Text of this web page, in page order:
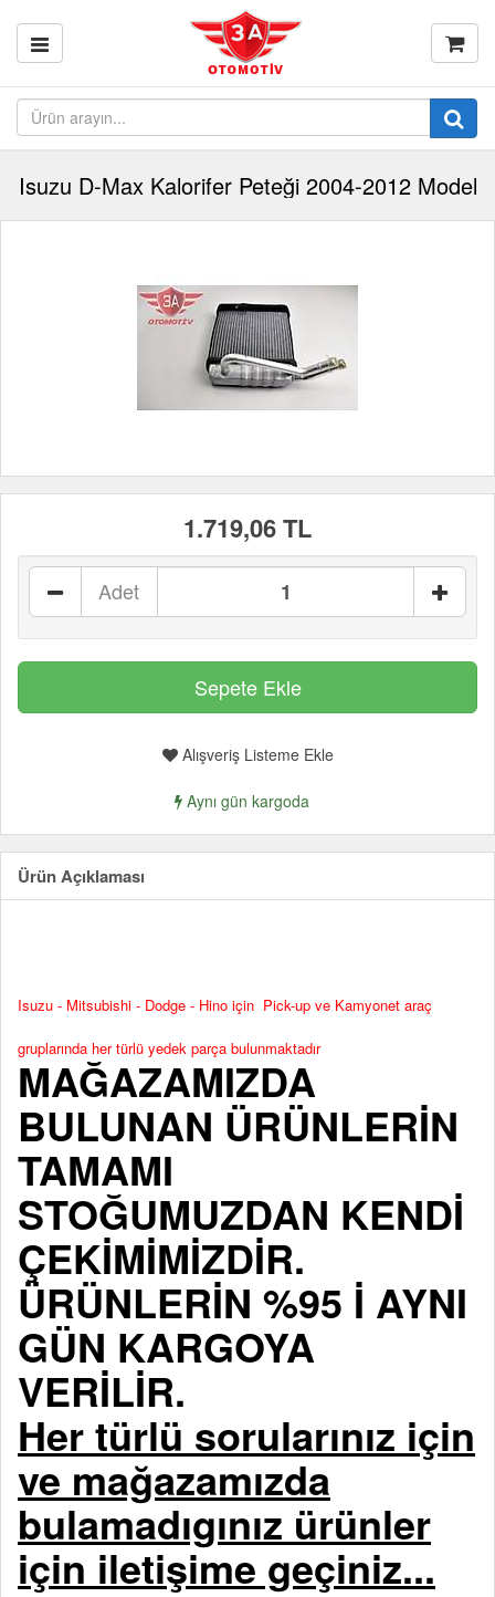
Isuzu D-Max Kalorifer Peteği 2004-2012 Model
1.719,06 TL
Adet
Alışveriş Listeme Ekle
Aynı gün kargoda
Ürün Açıklaması
Isuzu - Mitsubishi - Dodge - Hino için Pick-up ve Kamyonet araç
gruplarında her türlü yedek parça bulunmaktadır
MAĞAZAMIZDA
BULUNAN ÜRÜNLERİN
TAMAMI
STOĞUMUZDAN KENDİ
ÇEKİMİMİZDİR.
ÜRÜNLERİN %95 İ AYNI
GÜN KARGOYA
VERİLİR.
Her türlü sorularınız için
ve mağazamızda
bulamadıgınız ürünler
için iletişime geçiniz...